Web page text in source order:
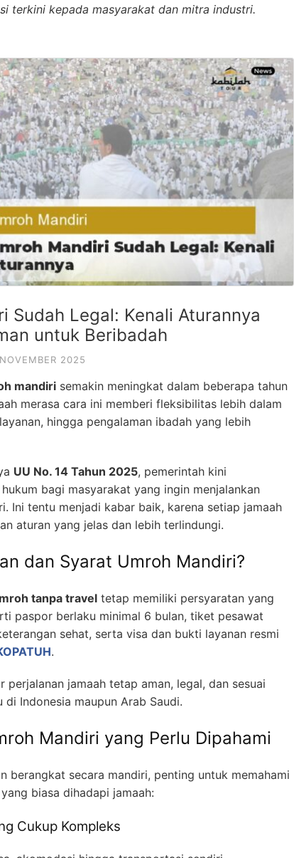
terkini kepada masyarakat dan mitra industri.
Sudah Legal: Kenali Aturannya
untuk Beribadah
2025
mandiri semakin meningkat dalam beberapa tahun
merasa cara ini memberi fleksibilitas lebih dalam
hingga pengalaman ibadah yang lebih
UU No. 14 Tahun 2025, pemerintah kini
bagi masyarakat yang ingin menjalankan
Ini tentu menjadi kabar baik, karena setiap jamaah
aturan yang jelas dan lebih terlindungi.
dan Syarat Umroh Mandiri?
tanpa travel tetap memiliki persyaratan yang
paspor berlaku minimal 6 bulan, tiket pesawat
sehat, serta visa dan bukti layanan resmi
.
perjalanan jamaah tetap aman, legal, dan sesuai
Indonesia maupun Arab Saudi.
Mandiri yang Perlu Dipahami
berangkat secara mandiri, penting untuk memahami
biasa dihadapi jamaah:
Cukup Kompleks